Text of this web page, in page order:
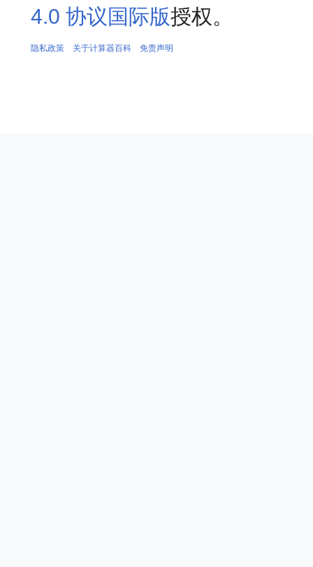
4.0 协议国际版授权。
隐私政策 关于计算器百科 免责声明